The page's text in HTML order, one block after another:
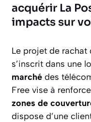
acquérir La
impacts sur
Le projet de rachat
s’inscrit dans une
marché des
Free vise à
zones de
dispose d’une